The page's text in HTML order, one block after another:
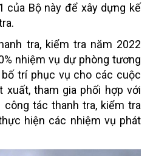
của Bộ này để xây dựng kế
tra, kiểm tra năm 2022
nhiệm vụ dự phòng tương
trí phục vụ cho các cuộc
xuất, tham gia phối hợp với
tác thanh tra, kiểm tra
hiện các nhiệm vụ phát